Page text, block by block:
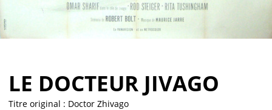
LE DOCTEUR JIVAGO
Titre original : Doctor Zhivago